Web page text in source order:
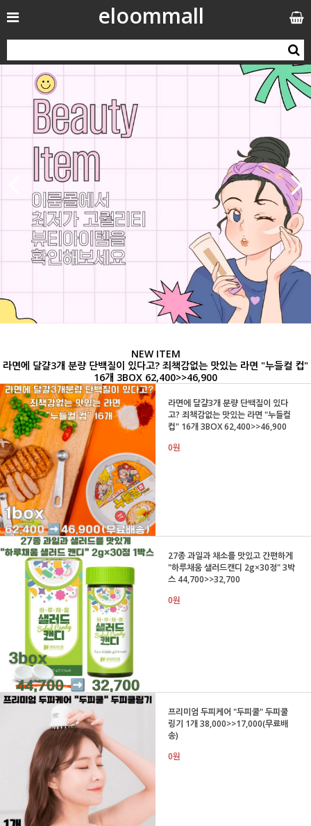
eloommall
NEW ITEM
라면에 달걀3개 분량 단백질이 있다고? 죄책감없는 맛있는 라면 "누들컬 컵"
16개 3BOX 62,400>>46,900
라면에 달걀3개 분량 단백질이 있다
고? 죄책감없는 맛있는 라면 "누들컬
컵" 16개 3BOX 62,400>>46,900
0원
27종 과일과 채소를 맛있고 간편하게
"하루채움 샐러드캔디 2g×30정" 3박
스 44,700>>32,700
0원
프리미엄 두피케어 "두피쿨" 두피쿨
링기 1개 38,000>>17,000(무료배
송)
0원